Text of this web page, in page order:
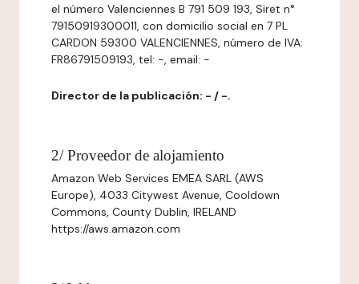
el número Valenciennes B 791 509 193, Siret n°
79150919300011, con domicilio social en 7 PL
CARDON 59300 VALENCIENNES, número de IVA:
FR86791509193, tel: -, email: -
Director de la publicación: - / -.
2/ Proveedor de alojamiento
Amazon Web Services EMEA SARL (AWS
Europe), 4033 Citywest Avenue, Cooldown
Commons, County Dublin, IRELAND
https://aws.amazon.com